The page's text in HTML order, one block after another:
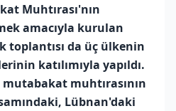
Muhtırası'nın
amacıyla kurulan
toplantısı da üç ülkenin
katılımıyla yapıldı.
muhtırasının
Lübnan'daki